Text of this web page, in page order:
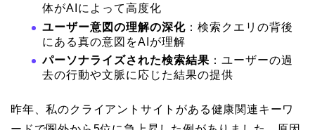
体がAIによって高度化
ユーザー意図の理解の深化 ：検索クエリの背後
にある真の意図をAIが理解
パーソナライズされた検索結果 ：ユーザーの過
去の行動や文脈に応じた結果の提供
昨年、私のクライアントサイトがある健康関連キーワ